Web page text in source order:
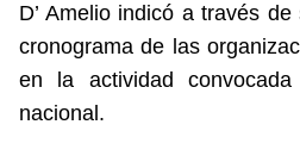
D’ Amelio indicó a través
cronograma de las
en la actividad
nacional.